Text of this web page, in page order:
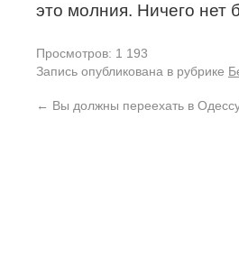
это молния. Ничего нет
Просмотров: 1 193
Запись опубликована в рубрике
← Вы должны переехать в